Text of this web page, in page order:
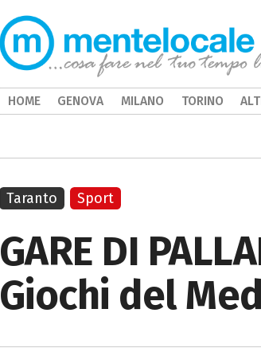
GARE DI
Giochi del
Taranto Sport
HOME GENOVA MILANO TORINO